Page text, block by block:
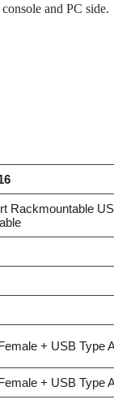
and PC side.
Rackmountable
+ USB Type
+ USB Type